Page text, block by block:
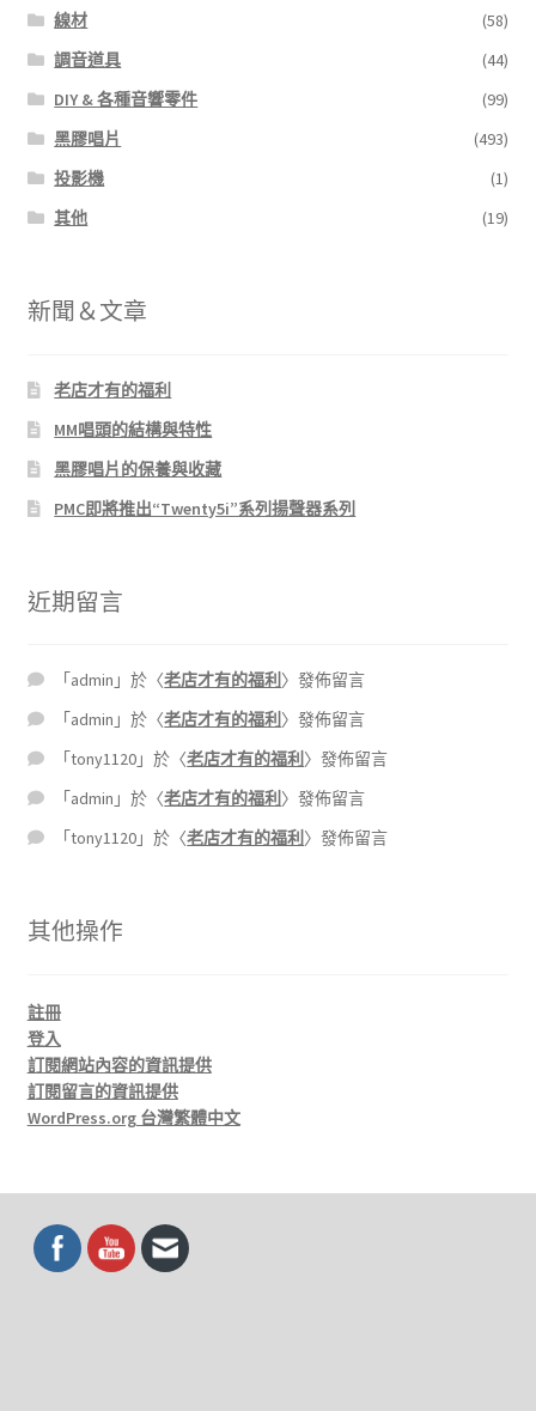
線材
(58)
調音道具
(44)
DIY & 各種音響零件
(99)
黑膠唱片
(493)
投影機
(1)
其他
(19)
新聞＆文章
老店才有的福利
MM唱頭的結構與特性
黑膠唱片的保養與收藏
PMC即將推出“Twenty5i”系列揚聲器系列
近期留言
「admin 」於〈老店才有的福利 〉發佈留言
「admin 」於〈老店才有的福利 〉發佈留言
「tony1120 」於〈老店才有的福利 〉發佈留言
「admin 」於〈老店才有的福利 〉發佈留言
「tony1120 」於〈老店才有的福利 〉發佈留言
其他操作
註冊
登入
訂閱網站內容的資訊提供
訂閱留言的資訊提供
WordPress.org 台灣繁體中文